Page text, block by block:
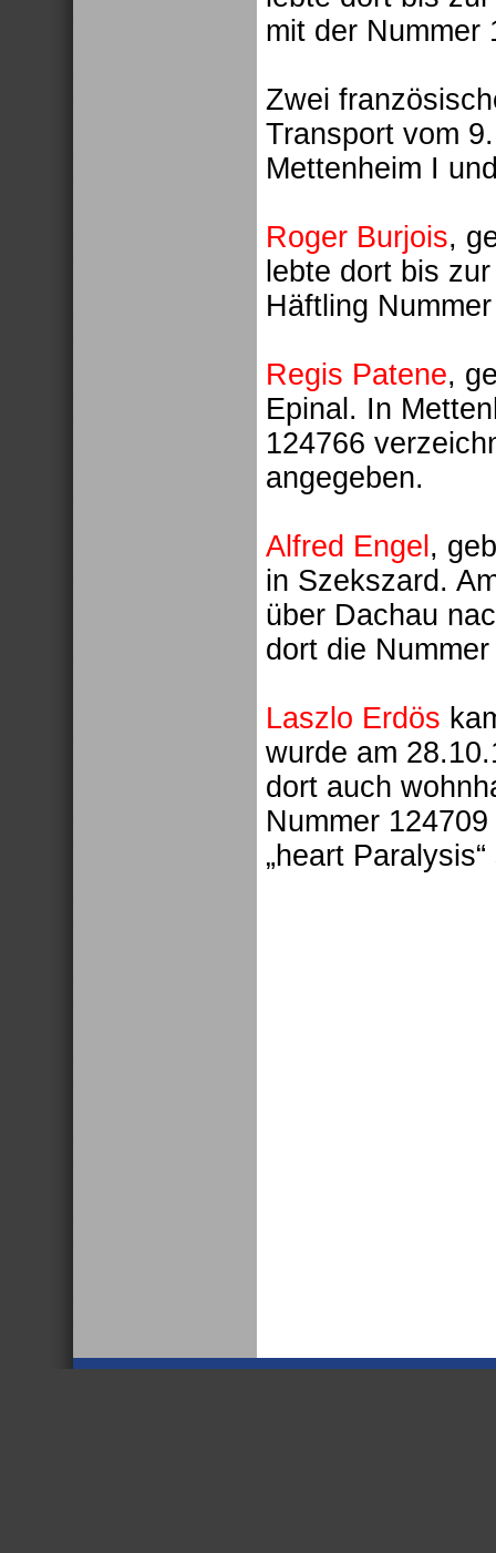
mit der Nummer
Zwei
Transport vom
Mettenheim I
Roger Burjois,
lebte dort bis
Häftling
Regis Patene,
Epinal. In
124766
angegeben.
Alfred Engel ,
in Szekszard.
über Dachau
dort die
Laszlo Erdös
wurde am
dort auch
Nummer
„heart